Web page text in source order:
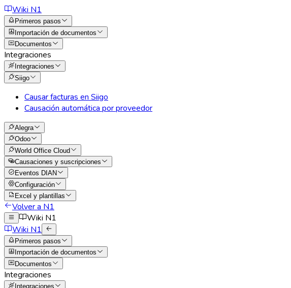
Wiki N1
Primeros pasos
Importación de documentos
Documentos
Integraciones
Integraciones
Siigo
Causar facturas en Siigo
Causación automática por proveedor
Alegra
Odoo
World Office Cloud
Causaciones y suscripciones
Eventos DIAN
Configuración
Excel y plantillas
Volver a N1
Wiki N1
Wiki N1
Primeros pasos
Importación de documentos
Documentos
Integraciones
Integraciones